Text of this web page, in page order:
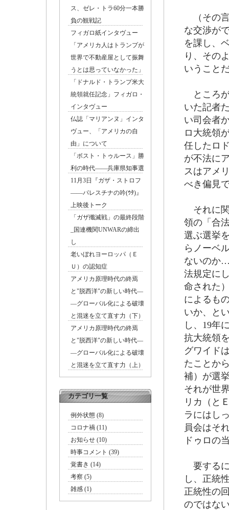
ス、ゼレ・トラ60分一本勝
負の観戦記
フィガロ紙インタヴュー
「アメリカ人はトランプが
世界で不動産屋として振舞
うとは思っていなかった」
「ドナルド・トランプ米大
統領就任記念」フィガロ・
インタヴュー
仏誌「マリアンヌ」インタ
ヴュー、「アメリカの自
由」について
「ボスト・トゥルース」勝
利の時代――兵庫県知事選
11月3日『ガザ・ストロフ
――パレスチナの吟(ｳﾀ)』
上映後トーク
「ガザ殲滅戦」の最終段階
_国連機関UNWARの締出
し
老いぼれヨーロッパ（Ｅ
Ｕ）の認知症
アメリカ原理時代の終焉
と"脱西洋"の新しい時代―
―グローバル化による破壊
と混迷を立て直す力（下）
アメリカ原理時代の終焉
と"脱西洋"の新しい時代―
―グローバル化による破壊
と混迷を立て直す力（上）
カテゴリ一覧
例外状態 (8)
コロナ禍 (11)
お知らせ (10)
時事コメント (39)
覚書き (14)
考察 (5)
雑感 (1)
（その
な交渉が
を課し、
り、その
いうこと
ところ
いた記者
い司会者
ロ大統領
任したロ
が不法に
スはアメ
べき偏見
それに
領の「合
選ぶ選挙
らノーベ
ないのか
法規定に
命された
によるも
いか、と
し、19年
抗大統領
グワイド
たことか
補）が選
それが世
リカ（と
ラにはし
員会はそ
ドゥロの
要する
し、正統
正統性の
のではな